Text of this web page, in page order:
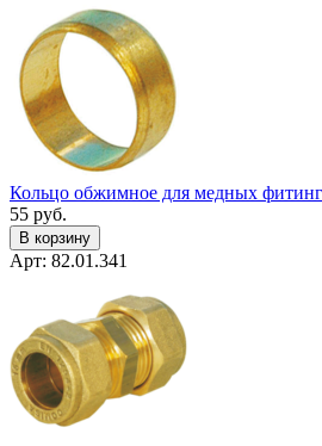
Кольцо обжимное для медных
55 руб.
В корзину
Арт: 82.01.341